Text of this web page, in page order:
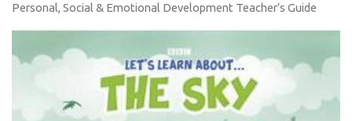
Personal, Social & Emotional Development Teacher’s Guide